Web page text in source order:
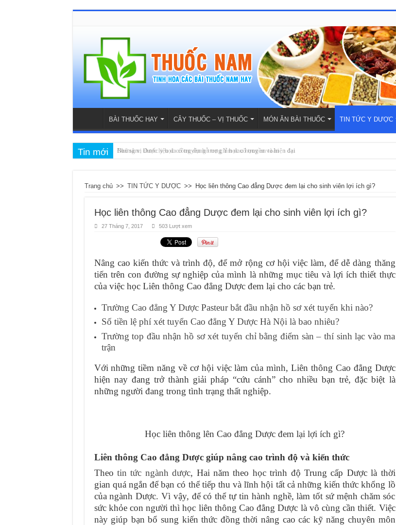
BÀI THUỐC HAY CÂY THUỐC – VỊ THUỐC MÓN ĂN BÀI THUỐC TIN TỨC Y DƯỢC
Tin mới Những vị thuốc y học cổ truyền hỗ trợ giảm đau họng an toàn
Đan sâm: Dược liệu đa công dụng trong Y học cổ truyền và hiện đại
Trang chủ >> TIN TỨC Y DƯỢC >> Học liên thông Cao đẳng Dược đem lại cho sinh viên lợi ích gì?
Học liên thông Cao đẳng Dược đem lại cho sinh viên lợi ích gì?
27 Tháng 7, 2017 503 Lượt xem
Nâng cao kiến thức và trình độ, để mở rộng cơ hội việc làm, để dễ dàng thăng
tiến trên con đường sự nghiệp của mình là những mục tiêu và lợi ích thiết thực
của việc học Liên thông Cao đẳng Dược đem lại cho các bạn trẻ.
Trường Cao đẳng Y Dược Pasteur bắt đầu nhận hồ sơ xét tuyển khi nào?
Số tiền lệ phí xét tuyển Cao đẳng Y Dược Hà Nội là bao nhiêu?
Trường top đầu nhận hồ sơ xét tuyển chỉ bằng điểm sàn – thí sinh lạc vào ma
trận
Với những tiềm năng về cơ hội việc làm của mình, Liên thông Cao đẳng Dược
hiện nay đang trở thành giải pháp “cứu cánh” cho nhiều bạn trẻ, đặc biệt là
những người đang trong tình trạng thất nghiệp.
Học liên thông lên Cao đẳng Dược đem lại lợi ích gì?
Liên thông Cao đẳng Dược giúp nâng cao trình độ và kiến thức
Theo tin tức ngành dược, Hai năm theo học trình độ Trung cấp Dược là thời
gian quá ngắn để bạn có thể tiếp thu và lĩnh hội tất cả những kiến thức khổng lồ
của ngành Dược. Vì vậy, để có thể tự tin hành nghề, làm tốt sứ mệnh chăm sóc
sức khỏe con người thì học liên thông Cao đẳng Dược là vô cùng cần thiết. Việc
này giúp bạn bổ sung kiến thức đồng thời nâng cao các kỹ năng chuyên môn